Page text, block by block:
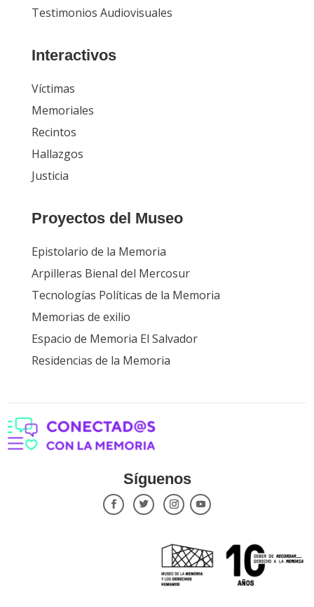
Testimonios Audiovisuales
Interactivos
Víctimas
Memoriales
Recintos
Hallazgos
Justicia
Proyectos del Museo
Epistolario de la Memoria
Arpilleras Bienal del Mercosur
Tecnologías Políticas de la Memoria
Memorias de exilio
Espacio de Memoria El Salvador
Residencias de la Memoria
Síguenos